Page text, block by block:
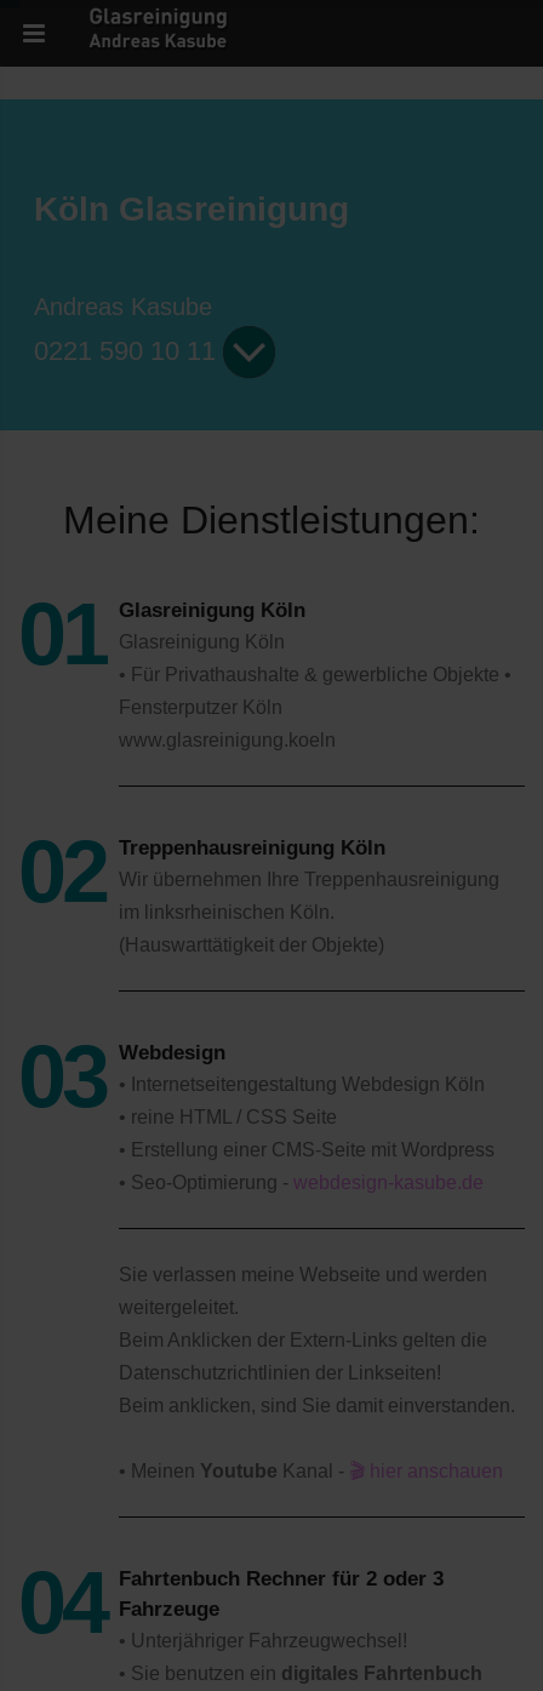
Köln Glasreinigung
Andreas Kasube
0221 590 10 11
Meine Dienstleistungen:
Glasreinigung Köln
Glasreinigung Köln
• Für Privathaushalte & gewerbliche Objekte •
Fensterputzer Köln
www.glasreinigung.koeln
Treppenhausreinigung Köln
Wir übernehmen Ihre Treppenhausreinigung
im linksrheinischen Köln.
(Hauswarttätigkeit der Objekte)
Webdesign
• Internetseitengestaltung Webdesign Köln
• reine HTML / CSS Seite
• Erstellung einer CMS-Seite mit Wordpress
• Seo-Optimierung - webdesign-kasube.de
Sie verlassen meine Webseite und werden
weitergeleitet.
Beim Anklicken der Extern-Links gelten die
Datenschutzrichtlinien der Linkseiten!
Beim anklicken, sind Sie damit einverstanden.
• Meinen Youtube Kanal - 🎬 hier anschauen
Fahrtenbuch Rechner für 2 oder 3
Fahrzeuge
• Unterjähriger Fahrzeugwechsel!
• Sie benutzen ein digitales Fahrtenbuch